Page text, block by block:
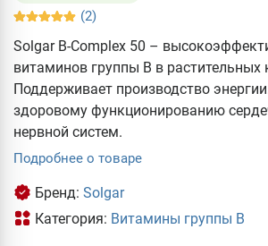
(2)
Solgar B-Complex 50 –
витаминов группы В в растительных
Поддерживает производство
здоровому функционированию
нервной систем.
Подробнее о товаре
Бренд: Solgar
Категория: Витамины группы В